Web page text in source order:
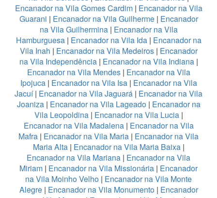
Encanador na Vila Gomes Cardim| Encanador na Vila
Guarani | Encanador na Vila Guilherme| Encanador
na Vila Guilhermina| Encanador na Vila
Hamburguesa| Encanador na Vila Ida| Encanador na
Vila Inah | Encanador na Vila Medeiros| Encanador
na Vila Independência| Encanador na Vila Indiana|
Encanador na Vila Mendes| Encanador na Vila
Ipojuca| Encanador na Vila Isa| Encanador na Vila
Jacuí| Encanador na Vila Jaguará | Encanador na Vila
Joaniza| Encanador na Vila Lageado| Encanador na
Vila Leopoldina| Encanador na Vila Lucia|
Encanador na Vila Madalena| Encanador na Vila
Mafra | Encanador na Vila Maria | Encanador na Vila
Maria Alta| Encanador na Vila Maria Baixa|
Encanador na Vila Mariana | Encanador na Vila
Miriam | Encanador na Vila Missionária | Encanador
na Vila Moinho Velho | Encanador na Vila Monte
Alegre| Encanador na Vila Monumento| Encanador